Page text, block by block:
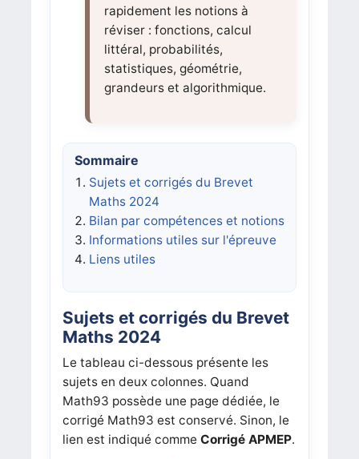
rapidement les notions à
réviser : fonctions, calcul
littéral, probabilités,
statistiques, géométrie,
grandeurs et algorithmique.
Sommaire
Sujets et corrigés du Brevet
Maths 2024
Bilan par compétences et notions
Informations utiles sur l'épreuve
Liens utiles
Sujets et corrigés du Brevet
Maths 2024
Le tableau ci-dessous présente les
sujets en deux colonnes. Quand
Math93 possède une page dédiée, le
corrigé Math93 est conservé. Sinon, le
lien est indiqué comme Corrigé APMEP.